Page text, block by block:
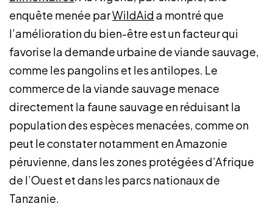
enquête menée parWildAida montré que
l’amélioration du bien-être est un facteur qui
favorise la demande urbaine de viande sauvage,
comme les pangolins et les antilopes. Le
commerce de la viande sauvage menace
directement la faune sauvage en réduisant la
population des espèces menacées, comme on
peut le constater notamment en Amazonie
péruvienne, dans les zones protégées d’Afrique
de l’Ouest et dans les parcs nationaux de
Tanzanie.